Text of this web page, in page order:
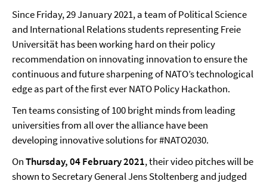
Since Friday, 29 January 2021, a team of Political Science
and International Relations students representing Freie
Universität has been working hard on their policy
recommendation on innovating innovation to ensure the
continuous and future sharpening of NATO’s technological
edge as part of the first ever NATO Policy Hackathon.
Ten teams consisting of 100 bright minds from leading
universities from all over the alliance have been
developing innovative solutions for #NATO2030.
OnThursday, 04 February 2021, their video pitches will be
shown to Secretary General Jens Stoltenberg and judged